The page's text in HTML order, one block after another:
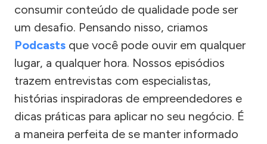
consumir conteúdo de qualidade pode ser
um desafio. Pensando nisso, criamos
Podcasts que você pode ouvir em qualquer
lugar, a qualquer hora. Nossos episódios
trazem entrevistas com especialistas,
histórias inspiradoras de empreendedores e
dicas práticas para aplicar no seu negócio. É
a maneira perfeita de se manter informado